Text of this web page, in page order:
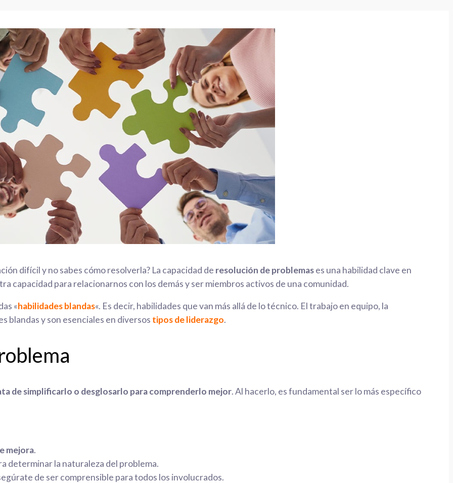
difícil y no sabes cómo resolverla? La capacidad de resolución de problemases una habilidad clave en
capacidad para relacionarnos con los demás y ser miembros activos de una comunidad.
«habilidades blandas«. Es decir, habilidades que van más allá de lo técnico. El trabajo en equipo, la
blandas y son esenciales en diversos tipos de liderazgo.
de simplificarlo o desglosarlo para comprenderlo mejor. Al hacerlo, es fundamental ser lo más específico
mejora.
determinar la naturaleza del problema.
de ser comprensible para todos los involucrados.